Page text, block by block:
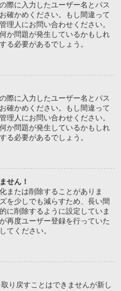
際に入力したユーザー名とパス
確かめください。もし間違って
理人にお問い合わせください。
か問題が発生しているかもしれ
る必要があるでしょう。
際に入力したユーザー名とパス
確かめください。もし間違って
理人にお問い合わせください。
か問題が発生しているかもしれ
る必要があるでしょう。
せん！
または削除することがありま
を少しでも減らすため、長い間
に削除するように設定していま
再度ユーザー登録を行っていた
てください。
り戻すことはできませんが新し